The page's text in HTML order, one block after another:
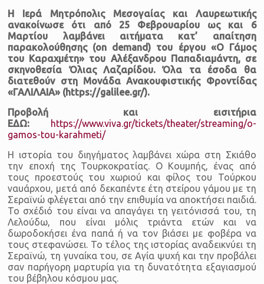
Η Ιερά Μητρόπολις Μεσογαίας και Λαυρεωτικής
ανακοίνωσε ότι από 25 Φεβρουαρίου ως και 6
Μαρτίου λαμβάνει αιτήματα κατ’ απαίτηση
παρακολούθησης (on demand) του έργου «Ο Γάμος
του Καραχμέτη» του Αλέξανδρου Παπαδιαμάντη, σε
σκηνοθεσία Όλιας Λαζαρίδου. Όλα τα έσοδα θα
διατεθούν στη Μονάδα Ανακουφιστικής Φροντίδας
«ΓΑΛΙΛΑΙΑ» (https://galilee.gr/).
Προβολή και εισιτήρια
ΕΔΩ:
https://www.viva.gr/tickets/theater/streaming/o-
gamos-tou-karahmeti/
Η ιστορία του διηγήματος λαμβάνει χώρα στη Σκιάθο
την εποχή της Τουρκοκρατίας. Ο Κουμπής, ένας από
τους προεστούς του χωριού και φίλος του Τούρκου
ναυάρχου, μετά από δεκαπέντε έτη στείρου γάμου με τη
Σεραϊνώ φλέγεται από την επιθυμία να αποκτήσει παιδιά.
Το σχέδιό του είναι να απαγάγει τη γειτόνισσά του, τη
Λελούδω, που είναι μόλις τριάντα ετών και να
δωροδοκήσει ένα παπά ή να τον βιάσει με φοβέρα να
τους στεφανώσει. Το τέλος της ιστορίας αναδεικνύει τη
Σεραϊνώ, τη γυναίκα του, σε Αγία ψυχή και την προβάλει
σαν παρήγορη μαρτυρία για τη δυνατότητα εξαγιασμού
του βέβηλου κόσμου μας.